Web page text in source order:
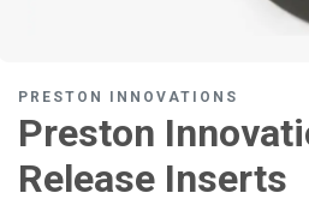
PRESTON INNOVATIONS
Preston
Release Inserts